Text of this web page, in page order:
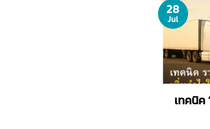
เทคนิค
28
Jul